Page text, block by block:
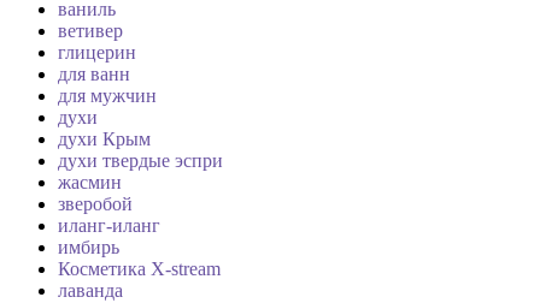
ваниль
ветивер
глицерин
для ванн
для мужчин
духи
духи Крым
духи твердые эспри
жасмин
зверобой
иланг-иланг
имбирь
Косметика X-stream
лаванда